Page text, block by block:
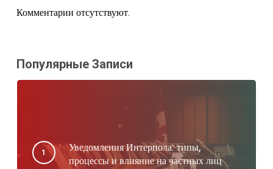
Комментарии отсутствуют.
Популярные Записи
Уведомления Интерпола: типы,
процессы и влияние на частных лиц